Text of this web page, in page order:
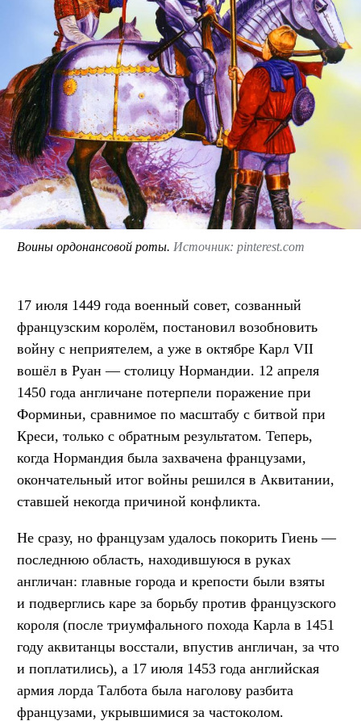
Воины ордонансовой роты. Источник: pinterest.com
17 июля 1449 года военный совет, созванный
французским королём, постановил возобновить
войну с неприятелем, а уже в октябре Карл VII
вошёл в Руан — столицу Нормандии. 12 апреля
1450 года англичане потерпели поражение при
Форминьи, сравнимое по масштабу с битвой при
Креси, только с обратным результатом. Теперь,
когда Нормандия была захвачена французами,
окончательный итог войны решился в Аквитании,
ставшей некогда причиной конфликта.
Не сразу, но французам удалось покорить Гиень —
последнюю область, находившуюся в руках
англичан: главные города и крепости были взяты
и подверглись каре за борьбу против французского
короля (после триумфального похода Карла в 1451
году аквитанцы восстали, впустив англичан, за что
и поплатились), а 17 июля 1453 года английская
армия лорда Талбота была наголову разбита
французами, укрывшимися за частоколом.